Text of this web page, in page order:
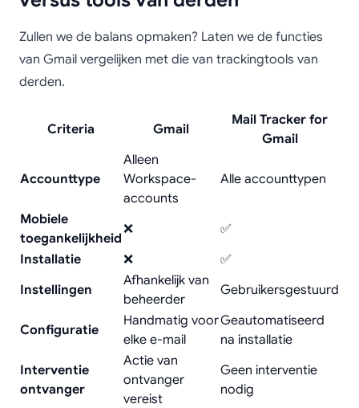
Zullen we de balans opmaken? Laten we de functies
van Gmail vergelijken met die van trackingtools van
derden.
Criteria Gmail
Mail Tracker for
Gmail
Accounttype
Alleen
Workspace-
accounts
Alle accounttypen
Mobiele
toegankelijkheid
❌
✅
Installatie
❌
✅
Instellingen
Afhankelijk van
beheerder
Gebruikersgestuurd
Configuratie
Handmatig voor
elke e-mail
Geautomatiseerd
na installatie
Interventie
ontvanger
Actie van
ontvanger
vereist
Geen interventie
nodig